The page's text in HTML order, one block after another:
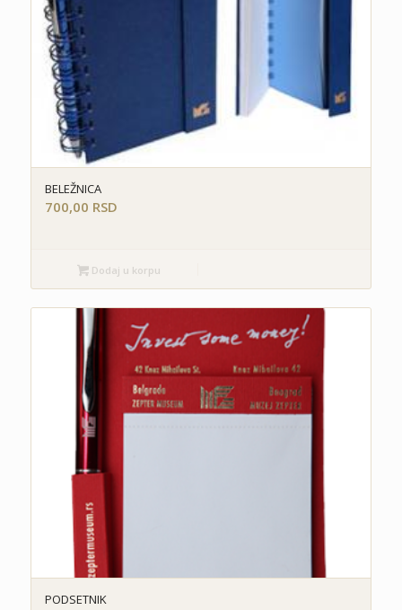
BELEŽNICA
700,00 RSD
Dodaj u korpu
PODSETNIK